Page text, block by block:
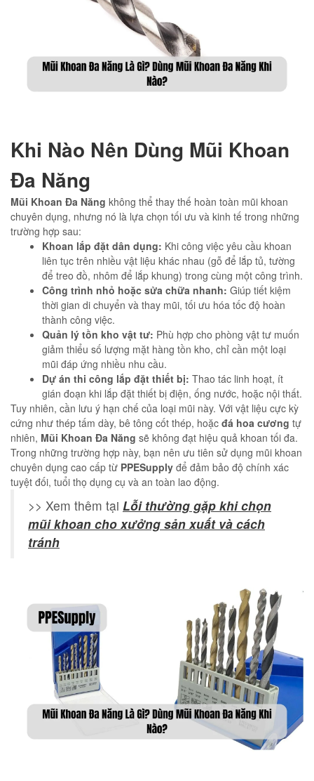
Khi Nào Nên Dùng Mũi Khoan
Đa Năng
Mũi Khoan Đa Năng không thể thay thế hoàn toàn mũi khoan
chuyên dụng, nhưng nó là lựa chọn tối ưu và kinh tế trong những
trường hợp sau:
Khoan lắp đặt dân dụng: Khi công việc yêu cầu khoan
liên tục trên nhiều vật liệu khác nhau (gỗ để lắp tủ, tường
để treo đồ, nhôm để lắp khung) trong cùng một công trình.
Công trình nhỏ hoặc sửa chữa nhanh: Giúp tiết kiệm
thời gian di chuyển và thay mũi, tối ưu hóa tốc độ hoàn
thành công việc.
Quản lý tồn kho vật tư: Phù hợp cho phòng vật tư muốn
giảm thiểu số lượng mặt hàng tồn kho, chỉ cần một loại
mũi đáp ứng nhiều nhu cầu.
Dự án thi công lắp đặt thiết bị: Thao tác linh hoạt, ít
gián đoạn khi lắp đặt thiết bị điện, ống nước, hoặc nội thất.
Tuy nhiên, cần lưu ý hạn chế của loại mũi này. Với vật liệu cực kỳ
cứng như thép tấm dày, bê tông cốt thép, hoặc đá hoa cương tự
nhiên, Mũi Khoan Đa Năng sẽ không đạt hiệu quả khoan tối đa.
Trong những trường hợp này, bạn nên ưu tiên sử dụng mũi khoan
chuyên dụng cao cấp từ PPESupply để đảm bảo độ chính xác
tuyệt đối, tuổi thọ dụng cụ và an toàn lao động.
>> Xem thêm tại Lỗi thường gặp khi chọn
mũi khoan cho xưởng sản xuất và cách
tránh